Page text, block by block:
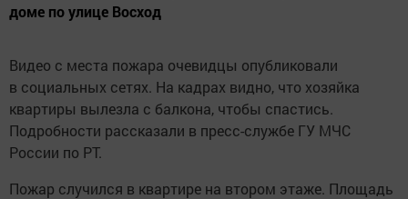
доме по улице Восход
Видео с места пожара очевидцы опубликовали
в социальных сетях. На кадрах видно, что хозяйка
квартиры вылезла с балкона, чтобы спастись.
Подробности рассказали в пресс-службе ГУ МЧС
России по РТ.
Пожар случился в квартире на втором этаже. Площадь